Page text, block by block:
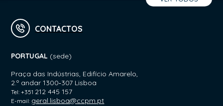
CONTACTOS
PORTUGAL (sede)
Praça das Indústrias, Edifício Amarelo,
2.º andar 1300‑307 Lisboa
Tel: +351 212 445 157
E-mail: geral.lisboa@ccpm.pt